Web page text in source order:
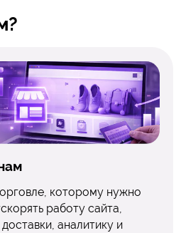
которому нужно
работу сайта,
аналитику и